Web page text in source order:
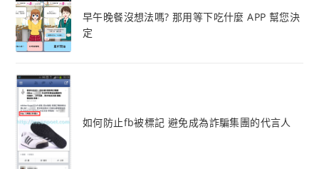
早午晚餐沒想法嗎? 那用等下吃什麼 APP 幫您決
定
如何防止fb被標記 避免成為詐騙集團的代言人